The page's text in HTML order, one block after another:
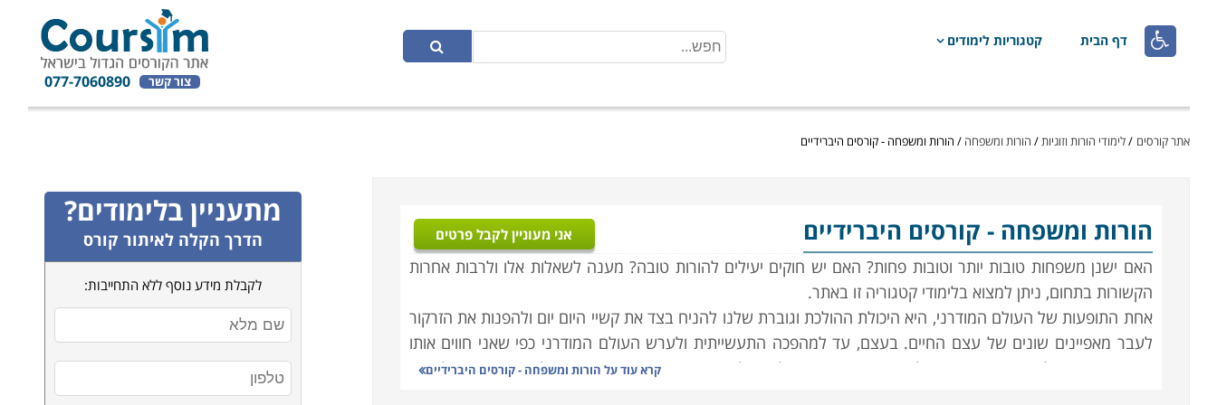
 דף הבית קטגוריות לימודים
צור קשר 077-7060890
אתר קורסים /לימודי הורות וזוגיות/ הורות ומשפחה / הורות ומשפחה - קורסים היברידיים
הורות ומשפחה- קורסים היברידיים אני מעוניין לקבל פרטים
האם ישנן משפחות טובות יותר וטובות פחות? האם יש חוקים יעילים להורות טובה? מענה לשאלות אלו ולרבות אחרות
הקשורות בתחום, ניתן למצוא בלימודי קטגוריה זו באתר.
אחת התופעות של העולם המודרני, היא היכולת ההולכת וגוברת שלנו להניח בצד את קשיי היום יום ולהפנות את הזרקור
לעבר מאפיינים שונים של עצם החיים. בעצם, עד למהפכה התעשייתית ולערש העולם המודרני כפי שאני חווים אותו
כיום, איש, פרט להוגי דעות בודדים, לא העסיק עצמו בשאלות של מהי הורות ומשפחה טובה. של מהי משפחה למופת
קרא עוד על הורות ומשפחה - קורסים היברידיים
מתעניין בלימודים?
הדרך הקלה לאיתור קורס
לקבלת מידע נוסף ללא התחייבות: